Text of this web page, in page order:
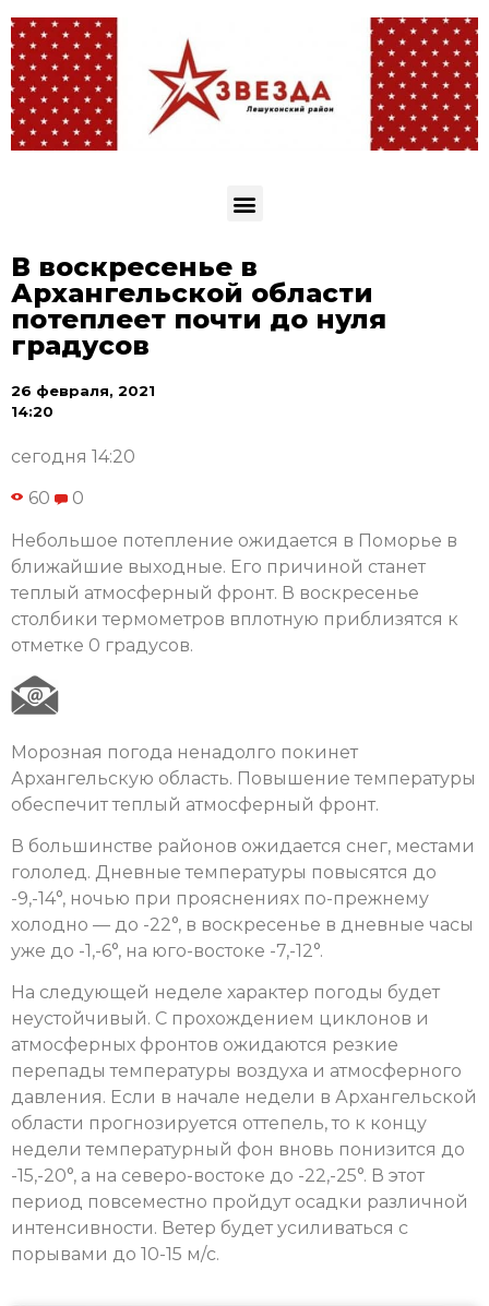
В воскресенье в
Архангельской области
потеплеет почти до нуля
градусов
26 февраля, 2021
14:20
сегодня 14:20
60 0
Небольшое потепление ожидается в Поморье в
ближайшие выходные. Его причиной станет
теплый атмосферный фронт. В воскресенье
столбики термометров вплотную приблизятся к
отметке 0 градусов.
Морозная погода ненадолго покинет
Архангельскую область. Повышение температуры
обеспечит теплый атмосферный фронт.
В большинстве районов ожидается снег, местами
гололед. Дневные температуры повысятся до
-9,-14°, ночью при прояснениях по-прежнему
холодно — до -22°, в воскресенье в дневные часы
уже до -1,-6°, на юго-востоке -7,-12°.
На следующей неделе характер погоды будет
неустойчивый. С прохождением циклонов и
атмосферных фронтов ожидаются резкие
перепады температуры воздуха и атмосферного
давления. Если в начале недели в Архангельской
области прогнозируется оттепель, то к концу
недели температурный фон вновь понизится до
-15,-20°, а на северо-востоке до -22,-25°. В этот
период повсеместно пройдут осадки различной
интенсивности. Ветер будет усиливаться с
порывами до 10-15 м/с.